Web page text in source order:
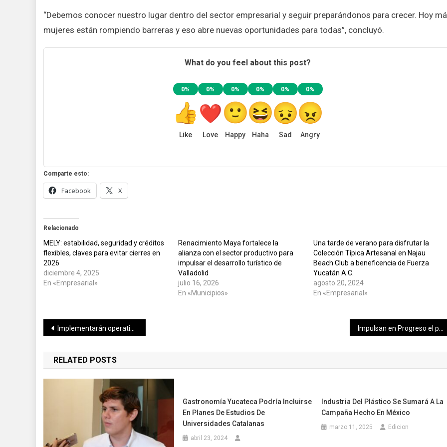
“Debemos conocer nuestro lugar dentro del sector empresarial y seguir preparándonos para crecer. Hoy
mujeres están rompiendo barreras y eso abre nuevas oportunidades para todas”, concluyó.
What do you feel about this post?
0%
Like
0%
Love
0%
Happy
0%
Haha
0%
Sad
0%
Angry
Comparte esto:
Facebook X
Relacionado
MELY: estabilidad, seguridad y créditos
flexibles, claves para evitar cierres en
2026
diciembre 4, 2025
En «Empresarial»
Renacimiento Maya fortalece la
alianza con el sector productivo para
impulsar el desarrollo turístico de
Valladolid
julio 16, 2026
En «Municipios»
Una tarde de verano para disfrutar la
Colección Típica Artesanal en Najau
Beach Club a beneficencia de Fuerza
Yucatán A.C.
agosto 20, 2024
En «Empresarial»
Navegación
de
entradas
Implementarán operativo coordinado para proteger la Reserva Estatal El Palmar
RELATED POSTS
Gastronomía Yucateca Podría Incluirse
En Planes De Estudios De
Universidades Catalanas
abril 23, 2024
Industria Del Plástico Se Sumará A La
Campaña Hecho En México
marzo 11, 2025 Edicion